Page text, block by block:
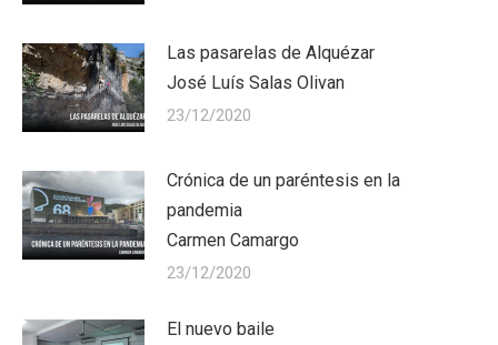
Las pasarelas de Alquézar
José Luís Salas Olivan
23/12/2020
Crónica de un paréntesis en la
pandemia
Carmen Camargo
23/12/2020
El nuevo baile